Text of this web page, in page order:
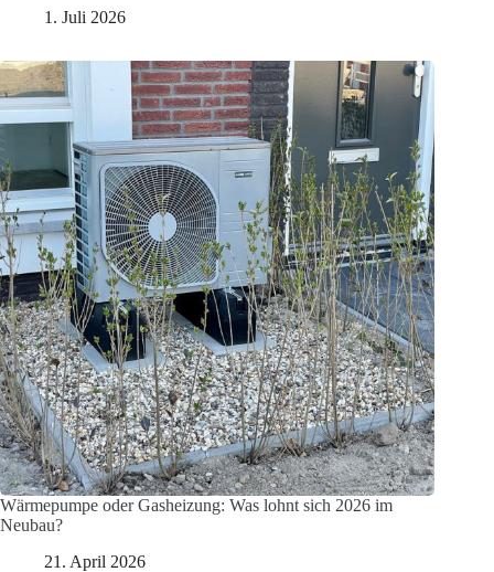
1. Juli 2026
Wärmepumpe oder Gasheizung: Was lohnt sich 2026 im
Neubau?
21. April 2026